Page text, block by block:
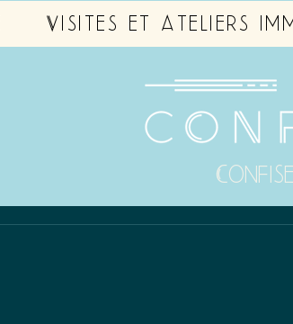
Visites et ateliers